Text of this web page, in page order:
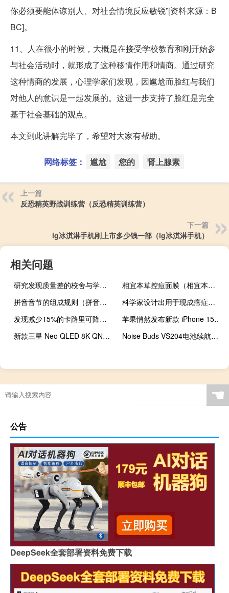
你必须要能体谅别人、对社会情境反应敏锐”[资料来源：B
BC]。
11、人在很小的时候，大概是在接受学校教育和刚开始参
与社会活动时，就形成了这种移情作用和情商。通过研究
这种情商的发展，心理学家们发现，因尴尬而脸红与我们
对他人的意识是一起发展的。这进一步支持了脸红是完全
基于社会基础的观点。
本文到此讲解完毕了，希望对大家有帮助。
网络标签： 尴尬 您的 肾上腺素
上一篇
反恐精英野战训练营（反恐精英训练营）
下一篇
lg冰淇淋手机刚上市多少钱一部（lg冰淇淋手机）
相关问题
研究发现质量差的校舍与学童的焦虑有关
相宜本草控痘面膜（相宜本草祛痘面膜）
拼音音节的组成规则（拼音音节划分规则）
科学家设计出用于现成癌症免疫疗法的有效免疫细胞
发现减少15%的卡路里可降低与年龄有关的疾病的风险
苹果悄然发布新款 iPhone 15 保护壳
新款三星 Neo QLED 8K QN800D 和 QN900D 电视定价揭晓
Noise Buds VS204电池续航时间为10小时在印度推出
☚
公告
DeepSeek全套部署资料免费下载